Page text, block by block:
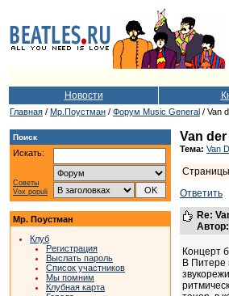
Новости
Главная / Мр.Поустман / Форум Music General / Van
Поиск
Искать:
Советы
Vox populi
Мр. Поустман
Клуб
Регистрация
Выслать пароль
Список участников
Мы помним
Клубная карта
Van
Тема: Van
Ответить
Re:
Автор:
Концерт
В Питере